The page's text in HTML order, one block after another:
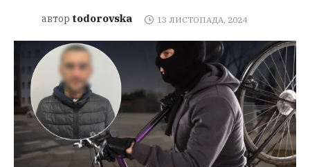
автор todorovska 13 ЛИСТОПАДА, 2024